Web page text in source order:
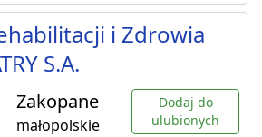
i Zdrowia
S.A.
Zakopane
małopolskie
Dodaj do
ulubionych